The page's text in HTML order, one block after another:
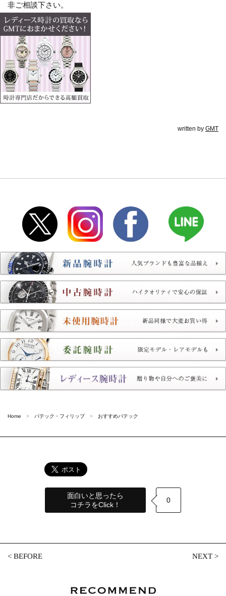
非ご相談下さい。
written by GMT
Home パテック・フィリップ おすすめパテック
面白いと思ったら
コチラをClick！
0
<BEFORE NEXT>